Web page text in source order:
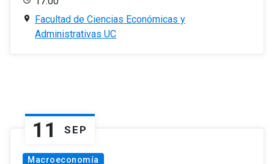
Facultad de Ciencias Económicas y
Administrativas UC
11 SEP
Macroeconomía